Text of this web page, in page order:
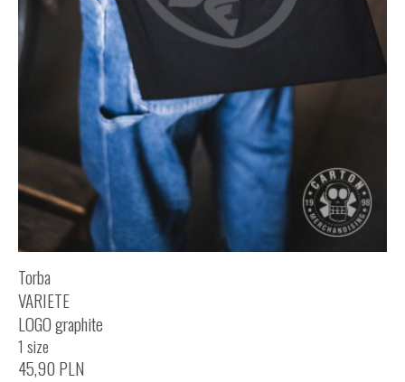
Torba
VARIETE
LOGO graphite
1 size
45,90 PLN